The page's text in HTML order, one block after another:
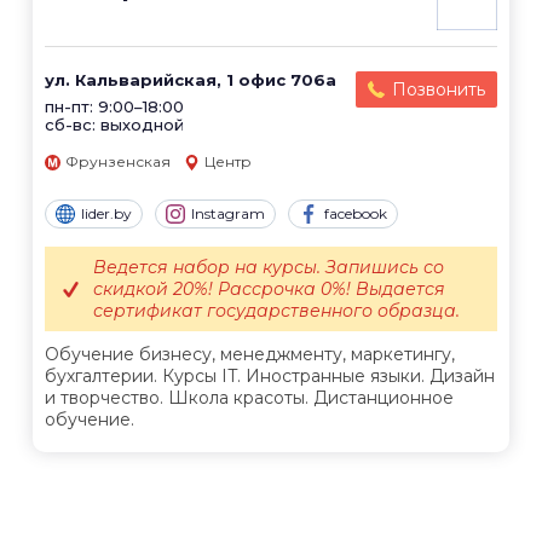
ул. Кальварийская, 1 офис 706а
пн-пт: 9:00–18:00
сб-вс: выходной
Позвонить
Фрунзенская Центр
lider.by Instagram facebook
Обучение бизнесу, менеджменту, маркетингу,
бухгалтерии. Курсы IT. Иностранные языки. Дизайн
и творчество. Школа красоты. Дистанционное
обучение.
Ведется набор на курсы. Запишись со
скидкой 20%! Рассрочка 0%! Выдается
сертификат государственного образца.